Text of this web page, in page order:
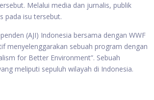
Melalui media dan jurnalis, publik
pada isu tersebut.
(AJI) Indonesia bersama dengan WWF
menyelenggarakan sebuah program dengan
for Better Environment”. Sebuah
meliputi sepuluh wilayah di Indonesia.